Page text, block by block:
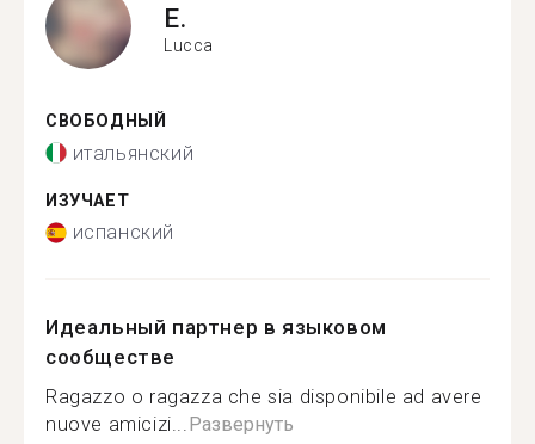
E.
Lucca
СВОБОДНЫЙ
итальянский
ИЗУЧАЕТ
испанский
Идеальный партнер в языковом
сообществе
Ragazzo o ragazza che sia disponibile ad avere
nuove amicizi...Развернуть